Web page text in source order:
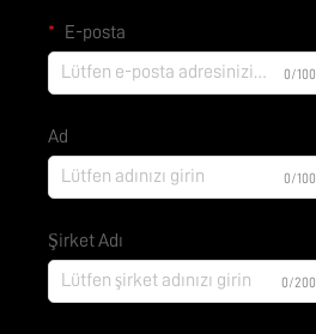
E-posta
0/100
Ad
0/100
Şirket Adı
0/200